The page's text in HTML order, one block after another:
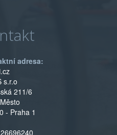
adresa:
s.r.o
211/6
- Praha 1
26696240